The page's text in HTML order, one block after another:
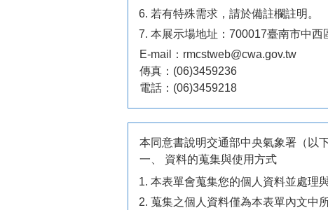
若有特殊需求，請於備註欄註明。
本展示場地址：700017臺南市中西
E-mail：rmcstweb@cwa.gov.tw
傳真：(06)3459236
電話：(06)3459218
本同意書說明交通部中央氣象署（以
一、 資料的蒐集與使用方式
本表單會蒐集您的個人資料並處理與
蒐集之個人資料僅為本表單內文中